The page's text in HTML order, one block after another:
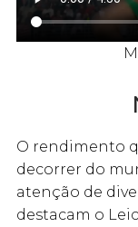
O rendimento
decorrer do
atenção de
destacam o